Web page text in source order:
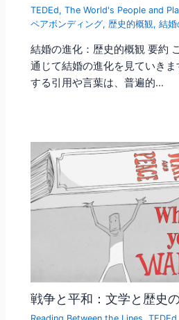
TEDEd,The World's People and
ペアボンディング, 歴史的概観,結婚
結婚の進化：歴史的概観 要約
通じて結婚の進化を見ていき
する引用や言葉は、普遍的…
戦争と平和：文学と歴史